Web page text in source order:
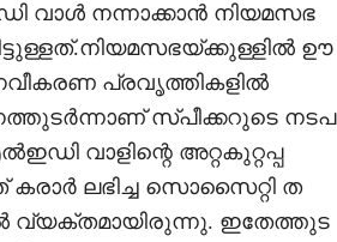
വാൾ നന്നാക്കാൻ നിയമസഭ
ഊ
പ്രവൃത്തികളിൽ
സ്പീക്കറുടെ നടപ
വാളിന്റെ അറ്റകുറ്റപ്പ
ലഭിച്ച സൊസൈറ്റി ത
വ്യക്തമായിരുന്നു. ഇതേത്തുട